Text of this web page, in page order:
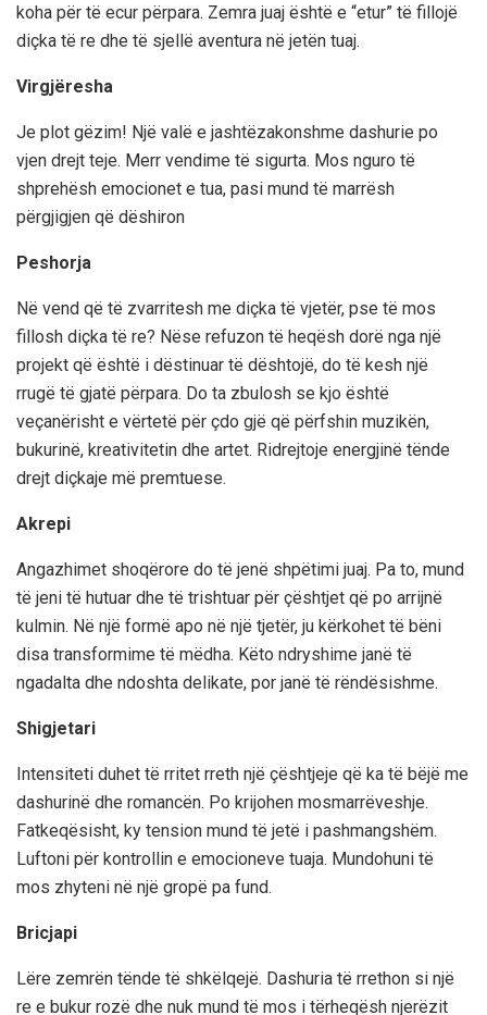
koha për të ecur përpara. Zemra juaj është e “etur” të fillojë
diçka të re dhe të sjellë aventura në jetën tuaj.
Virgjëresha
Je plot gëzim! Një valë e jashtëzakonshme dashurie po
vjen drejt teje. Merr vendime të sigurta. Mos nguro të
shprehësh emocionet e tua, pasi mund të marrësh
përgjigjen që dëshiron
Peshorja
Në vend që të zvarritesh me diçka të vjetër, pse të mos
fillosh diçka të re? Nëse refuzon të heqësh dorë nga një
projekt që është i dëstinuar të dështojë, do të kesh një
rrugë të gjatë përpara. Do ta zbulosh se kjo është
veçanërisht e vërtetë për çdo gjë që përfshin muzikën,
bukurinë, kreativitetin dhe artet. Ridrejtoje energjinë tënde
drejt diçkaje më premtuese.
Akrepi
Angazhimet shoqërore do të jenë shpëtimi juaj. Pa to, mund
të jeni të hutuar dhe të trishtuar për çështjet që po arrijnë
kulmin. Në një formë apo në një tjetër, ju kërkohet të bëni
disa transformime të mëdha. Këto ndryshime janë të
ngadalta dhe ndoshta delikate, por janë të rëndësishme.
Shigjetari
Intensiteti duhet të rritet rreth një çështjeje që ka të bëjë me
dashurinë dhe romancën. Po krijohen mosmarrëveshje.
Fatkeqësisht, ky tension mund të jetë i pashmangshëm.
Luftoni për kontrollin e emocioneve tuaja. Mundohuni të
mos zhyteni në një gropë pa fund.
Bricjapi
Lëre zemrën tënde të shkëlqejë. Dashuria të rrethon si një
re e bukur rozë dhe nuk mund të mos i tërheqësh njerëzit